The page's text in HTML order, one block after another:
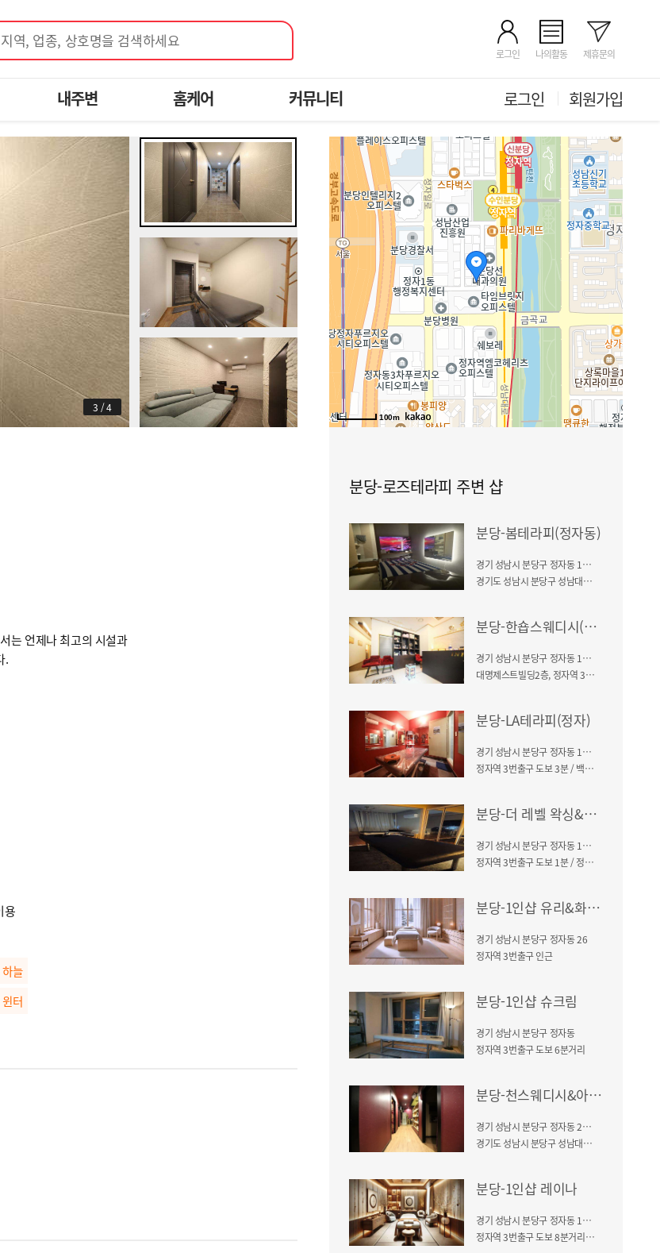
지역, 업종, 상호명을 검색하세요
로그인 나의활동 제휴문의
내주변 홈케어 커뮤니티 로그인 회원가입
3 /4
는 언제나 최고의 시설과
.
용
늘
터
100m
분당-로즈테라피 주변 샵
분당-봄테라피(정자동)
경기 성남시 분당구 정자동 156-3
경기도 성남시 분당구 성남대로331번길 3-13, 정자역 (대명 제스트빌딩 701호)
분당-한숍스웨디시(정자)
경기 성남시 분당구 정자동 156-3
대명제스트빌딩2층, 정자역 3번 출구 도보 3분
분당-LA테라피(정자)
경기 성남시 분당구 정자동 156-2
정자역 3번출구 도보 3분 / 백궁프라자3 5층 501호
분당-더 레벨 왁싱&스웨디시(정자)
경기 성남시 분당구 정자동 157-1
정자역 3번출구 도보 1분 / 정자스타빌딩 건물
분당-1인샵 유리&화리(정자역)
경기 성남시 분당구 정자동 26
정자역 3번출구 인근
분당-1인샵 슈크림
경기 성남시 분당구 정자동
정자역 3번출구 도보 6분거리
분당-천스웨디시&아로마
경기 성남시 분당구 정자동 25-1
경기도 성남시 분당구 성남대로343번길 5, (정자역 3번출구)
분당-1인샵 레이나
경기 성남시 분당구 정자동 166-1
정자역 3번출구 도보 8분거리 / 정자역 엠코헤리츠 2단지 건물